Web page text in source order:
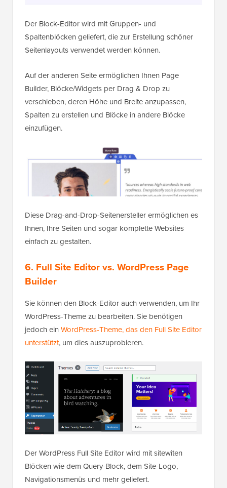
Der Block-Editor wird mit Gruppen- und
Spaltenblöcken geliefert, die zur Erstellung schöner
Seitenlayouts verwendet werden können.
Auf der anderen Seite ermöglichen Ihnen Page
Builder, Blöcke/Widgets per Drag & Drop zu
verschieben, deren Höhe und Breite anzupassen,
Spalten zu erstellen und Blöcke in andere Blöcke
einzufügen.
Diese Drag-and-Drop-Seitenersteller ermöglichen es
Ihnen, Ihre Seiten und sogar komplette Websites
einfach zu gestalten.
6. Full Site Editor vs. WordPress Page
Builder
Sie können den Block-Editor auch verwenden, um Ihr
WordPress-Theme zu bearbeiten. Sie benötigen
jedoch ein WordPress-Theme, das den Full Site Editor
unterstützt, um dies auszuprobieren.
Der WordPress Full Site Editor wird mit sitewiten
Blöcken wie dem Query-Block, dem Site-Logo,
Navigationsmenüs und mehr geliefert.